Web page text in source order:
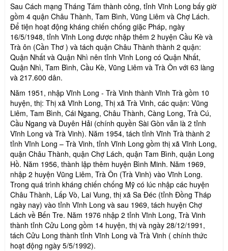
Sau Cách mạng Tháng Tám thành công, tỉnh Vĩnh Long bấy giờ
gồm 4 quận Châu Thành, Tam Bình, Vũng Liêm và Chợ Lách.
Để tiện hoạt động kháng chiến chống giặc Pháp, ngày
16/5/1948, tỉnh Vĩnh Long được nhập thêm 2 huyện Cầu Kè và
Trà ôn (Cần Thơ ) và tách quận Châu Thành thành 2 quận:
Quận Nhất và Quận Nhì nên tỉnh Vĩnh Long có Quận Nhất,
Quận Nhì, Tam Bình, Cầu Kè, Vũng Liêm và Trà Ôn với 63 làng
và 217.600 dân.
Năm 1951, nhập Vĩnh Long - Trà Vinh thành Vĩnh Trà gồm 10
huyện, thị: Thị xã Vĩnh Long, Thị xã Trà Vinh, các quận: Vũng
Liêm, Tam Bình, Cái Ngang, Châu Thành, Càng Long, Trà Cú,
Cầu Ngang và Duyên Hải (chính quyền Sài Gòn vẫn là 2 tỉnh
Vĩnh Long và Trà Vinh). Năm 1954, tách tỉnh Vĩnh Trà thành 2
tỉnh Vĩnh Long – Trà Vinh, tỉnh Vĩnh Long gồm thị xã Vĩnh Long,
quận Châu Thành, quận Chợ Lách, quận Tam Bình, quận Long
Hồ. Năm 1956, thành lập thêm huyện Bình Minh. Năm 1969,
nhập 2 huyện Vũng Liêm, Trà Ôn (Trà Vinh) vào Vĩnh Long.
Trong quá trình kháng chiến chống Mỹ có lúc nhập các huyện
Châu Thành, Lấp Vò, Lai Vung, thị xã Sa Đéc (tỉnh Đồng Tháp
ngày nay) vào tỉnh Vĩnh Long và sau 1969, tách huyện Chợ
Lách về Bến Tre. Năm 1976 nhập 2 tỉnh Vĩnh Long, Trà Vinh
thành tỉnh Cửu Long gồm 14 huyện, thị và ngày 28/12/1991,
tách Cửu Long thành tỉnh Vĩnh Long và Trà Vinh ( chính thức
hoạt động ngày 5/5/1992).